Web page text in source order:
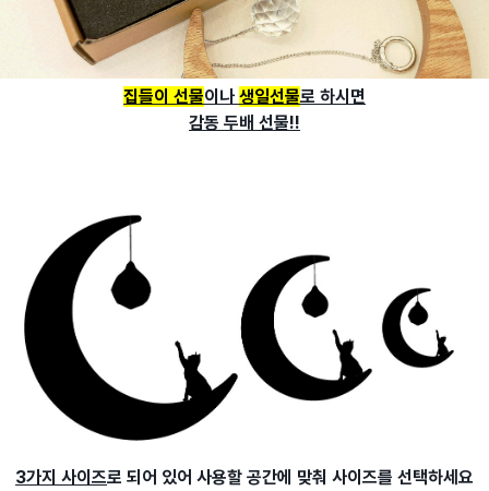
집들이 선물이나 생일선물로 하시면
감동 두배 선물!!
3가지 사이즈로 되어 있어 사용할 공간에 맞춰 사이즈를 선택하세요